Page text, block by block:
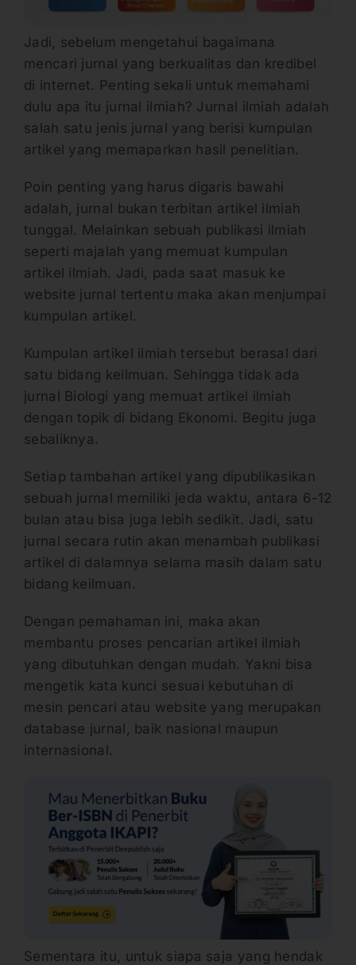
Jadi, sebelum mengetahui bagaimana
mencari jurnal yang berkualitas dan kredibel
di internet. Penting sekali untuk memahami
dulu apa itu jurnal ilmiah? Jurnal ilmiah adalah
salah satu jenis jurnal yang berisi kumpulan
artikel yang memaparkan hasil penelitian.
Poin penting yang harus digaris bawahi
adalah, jurnal bukan terbitan artikel ilmiah
tunggal. Melainkan sebuah publikasi ilmiah
seperti majalah yang memuat kumpulan
artikel ilmiah. Jadi, pada saat masuk ke
website jurnal tertentu maka akan menjumpai
kumpulan artikel.
Kumpulan artikel ilmiah tersebut berasal dari
satu bidang keilmuan. Sehingga tidak ada
jurnal Biologi yang memuat artikel ilmiah
dengan topik di bidang Ekonomi. Begitu juga
sebaliknya.
Setiap tambahan artikel yang dipublikasikan
sebuah jurnal memiliki jeda waktu, antara 6-12
bulan atau bisa juga lebih sedikit. Jadi, satu
jurnal secara rutin akan menambah publikasi
artikel di dalamnya selama masih dalam satu
bidang keilmuan.
Dengan pemahaman ini, maka akan
membantu proses pencarian artikel ilmiah
yang dibutuhkan dengan mudah. Yakni bisa
mengetik kata kunci sesuai kebutuhan di
mesin pencari atau website yang merupakan
database jurnal, baik nasional maupun
internasional.
Sementara itu, untuk siapa saja yang hendak